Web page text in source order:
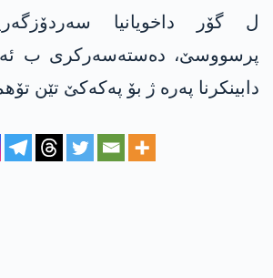
ل گۆر داخویانیا
پرسووسێ، دەستەسەرکری ب
دابینکرنا پەرە ژ بۆ پەکەکێ تێن